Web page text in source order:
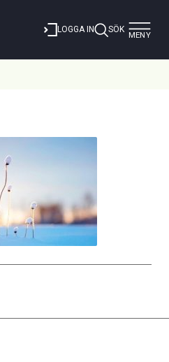
LOGGA IN SÖK Toggle
MENY